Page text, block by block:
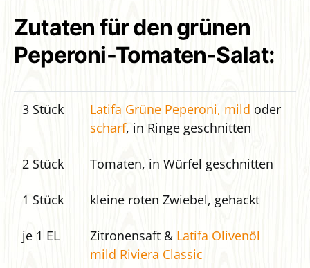
Zutaten für den grünen
Peperoni-Tomaten-Salat:
3 Stück Latifa Grüne Peperoni, mild oder
scharf, in Ringe geschnitten
2 Stück Tomaten, in Würfel geschnitten
1 Stück kleine roten Zwiebel, gehackt
je 1 EL Zitronensaft & Latifa Olivenöl
mild Riviera Classic